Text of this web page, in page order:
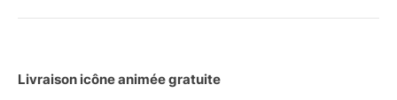
Livraison icône animée gratuite